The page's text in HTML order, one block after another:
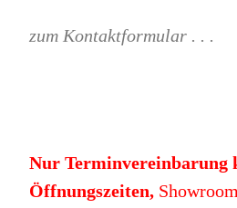
zum Kontaktformular . . .
Nur Terminvereinbarung
Öffnungszeiten,